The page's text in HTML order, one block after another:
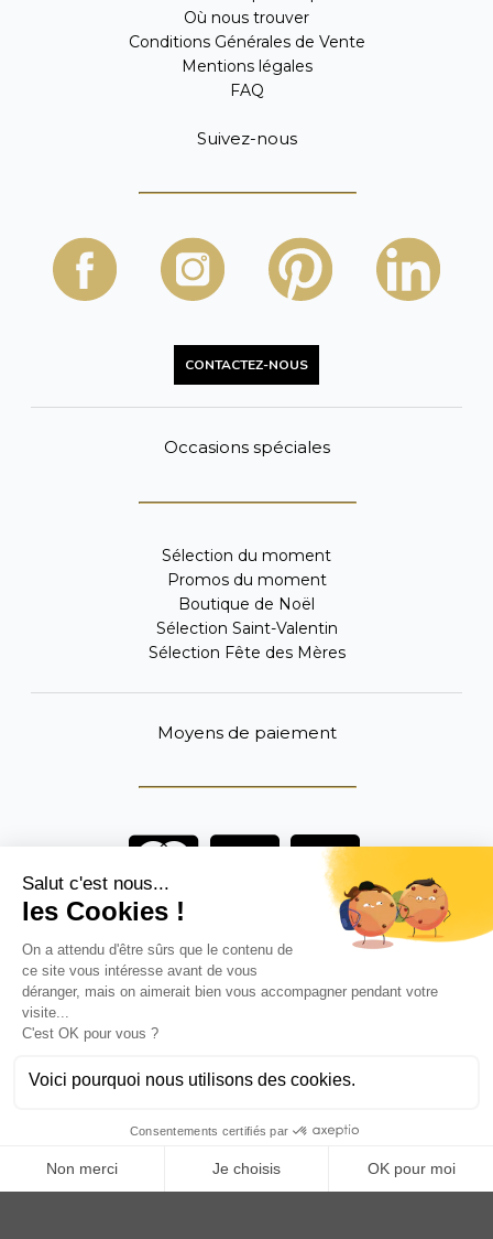
Où nous trouver
Conditions Générales de Vente
Mentions légales
FAQ
Suivez-nous
CONTACTEZ-NOUS
Occasions spéciales
Sélection du moment
Promos du moment
Boutique de Noël
Sélection Saint-Valentin
Sélection Fête des Mères
Moyens de paiement
Vous êtes un professionnel ?
Anoq bénéficie du soutien financier de la région Hauts de